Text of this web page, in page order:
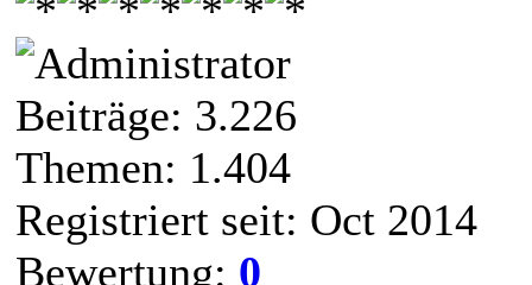
Beiträge: 3.226
Themen: 1.404
Registriert seit: Oct 2014
Bewertung: 0